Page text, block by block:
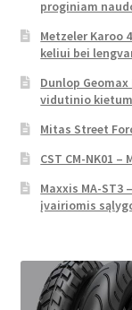
proginiam
Metzeler Karoo
keliui bei
Dunlop
vidutinio
Mitas Street
CST CM-NK01
Maxxis MA-
įvairiomis